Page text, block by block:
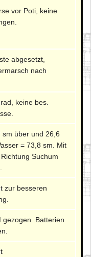
vor Poti, keine
abgesetzt,
nach
keine bes.
sm über und 26,6
= 73,8 sm. Mit
Suchum
zur besseren
gezogen. Batterien